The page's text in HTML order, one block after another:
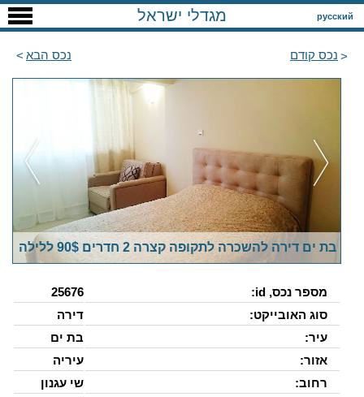
русский מגדלי ישראל
נכס קודם נכס הבא
בת ים דירה להשכרה לתקופה קצרה 2 חדרים 90$ ללילה
מספר נכס, id:
25676
סוג האובייקט:
דירה
עיר:
בת ים
אזור:
עיריה
רחוב:
שי עגנון